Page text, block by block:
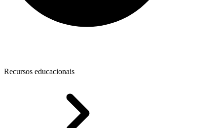
Recursos educacionais